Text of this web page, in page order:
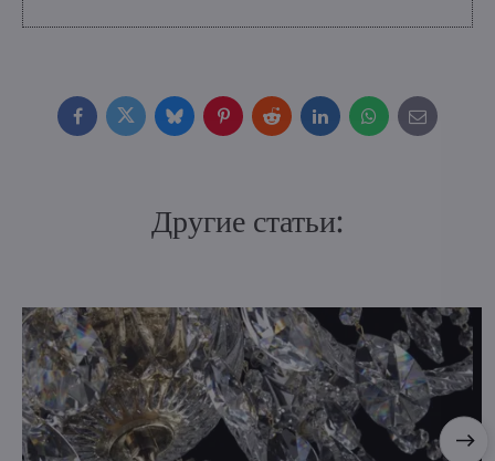
FacebookTwitterBlueskyPinterestRedditLinkedInWhatsApp
E-
mail
Другие статьи: